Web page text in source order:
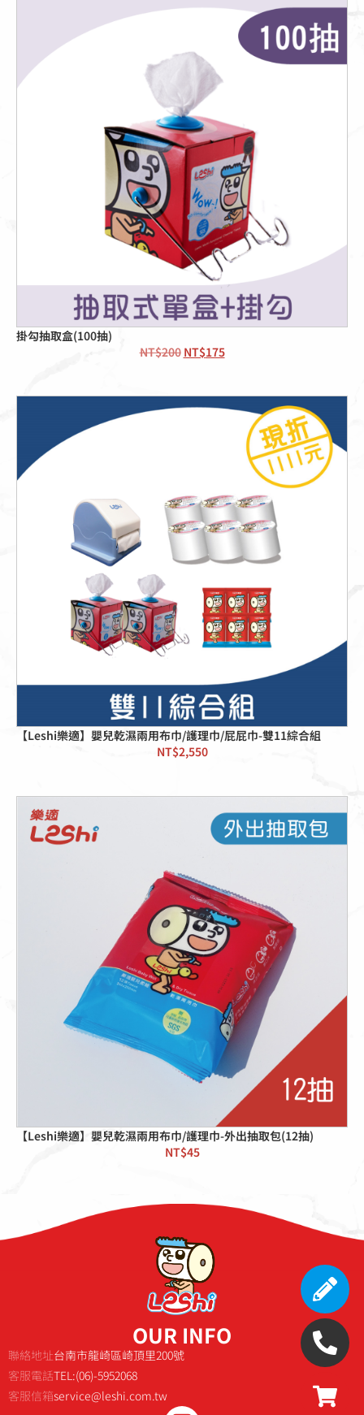
掛勾抽取盒(100抽)
NT$200 NT$175
【Leshi樂適】嬰兒乾濕兩用布巾/護理巾/屁屁巾-雙11綜合組
NT$2,550
【Leshi樂適】嬰兒乾濕兩用布巾/護理巾-外出抽取包(12抽)
NT$45
OUR INFO
聯絡地址
客服電話
客服信箱
台南市龍崎區崎頂里200號
TEL:(06)-5952068
service@leshi.com.tw